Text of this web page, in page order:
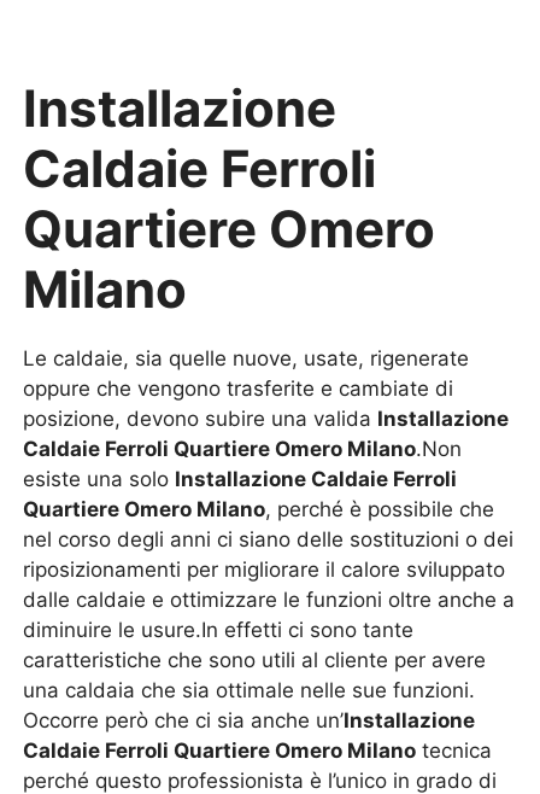
Installazione
Caldaie Ferroli
Quartiere Omero
Milano
Le caldaie, sia quelle nuove, usate, rigenerate
oppure che vengono trasferite e cambiate di
posizione, devono subire una valida Installazione
Caldaie Ferroli Quartiere Omero Milano.Non
esiste una solo Installazione Caldaie Ferroli
Quartiere Omero Milano, perché è possibile che
nel corso degli anni ci siano delle sostituzioni o dei
riposizionamenti per migliorare il calore sviluppato
dalle caldaie e ottimizzare le funzioni oltre anche a
diminuire le usure.In effetti ci sono tante
caratteristiche che sono utili al cliente per avere
una caldaia che sia ottimale nelle sue funzioni.
Occorre però che ci sia anche un’Installazione
Caldaie Ferroli Quartiere Omero Milano tecnica
perché questo professionista è l’unico in grado di